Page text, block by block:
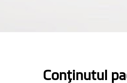
Conţinutul